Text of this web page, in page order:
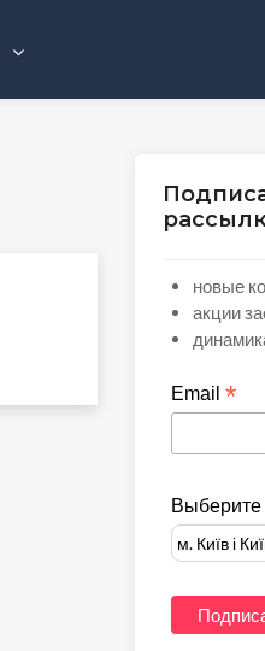
новые
акции
Email*
Выберите